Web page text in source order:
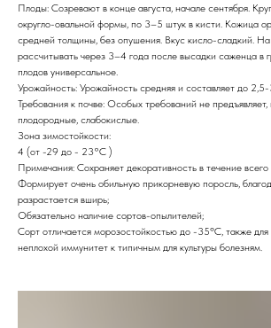
Плоды: Созревают в конце августа, начале сентября.
округло-овальной формы, по 3–5 штук в кисти. Кожица
средней толщины, без опушения. Вкус кисло-сладкий.
рассчитывать через 3–4 года после высадки саженца в
плодов универсальное.
Урожайность: Урожайность средняя и составляет до 2,5-
Требования к почве: Особых требований не
плодородные, слабокислые.
Зона зимостойкости:
4 (от -29 до - 23°С )
Примечания: Сохраняет декоративность в течение всего
Формирует очень обильную прикорневую поросль,
разрастается вширь;
Обязательно наличие сортов-опылителей;
Сорт отличается морозостойкостью до -35ºС, также для
неплохой иммунитет к типичным для культуры болезням.